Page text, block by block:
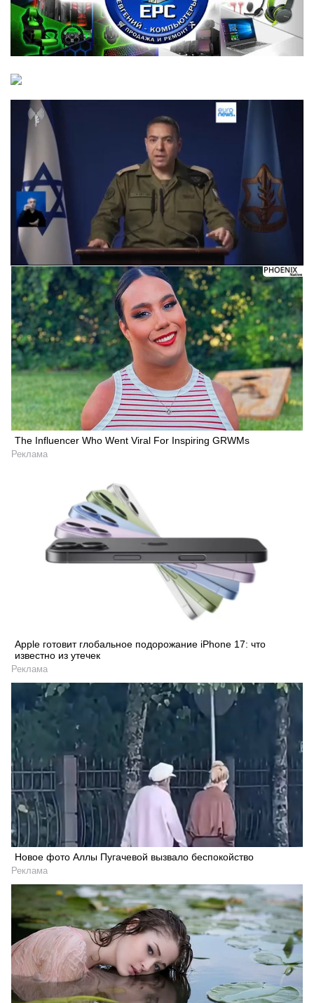
The Influencer Who Went Viral For Inspiring GRWMs
Реклама
Apple готовит глобальное подорожание iPhone 17: что
известно из утечек
Реклама
Новое фото Аллы Пугачевой вызвало беспокойство
Реклама